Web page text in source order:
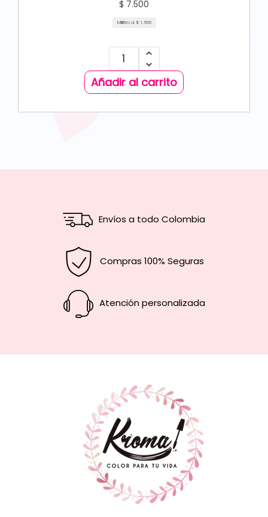
$ 7.500
Mililitro a: $ 1.500
Añadir al carrito
Envíos a todo Colombia
Compras 100% Seguras
Atención personalizada